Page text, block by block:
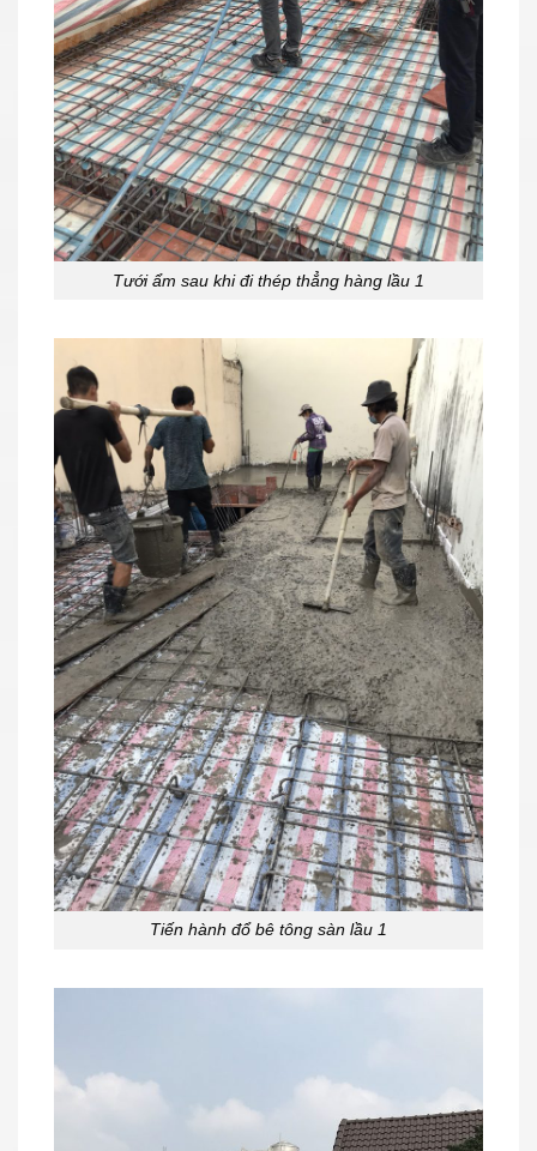
Tưới ẩm sau khi đi thép thẳng hàng lầu 1
Tiến hành đổ bê tông sàn lầu 1